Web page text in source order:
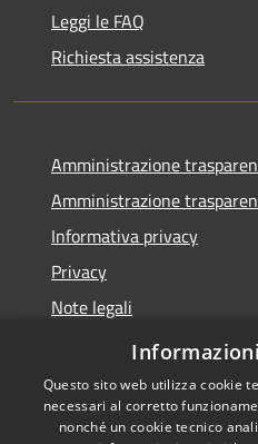
Leggi le FAQ
Richiesta assistenza
Amministrazione
Amministrazione
Informativa privacy
Privacy
Note legali
Dichiarazione di accessibilità
Questo sito web utilizza cookie
necessari al corretto
nonché un cookie tecnico